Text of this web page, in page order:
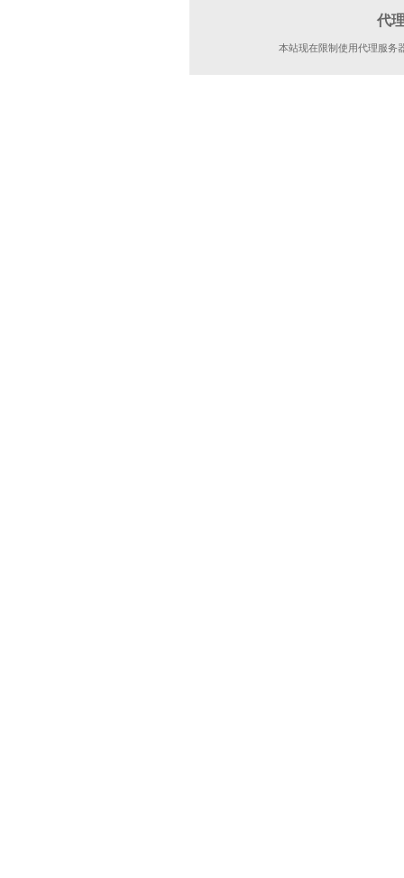
代
本站现在限制使用代理服务